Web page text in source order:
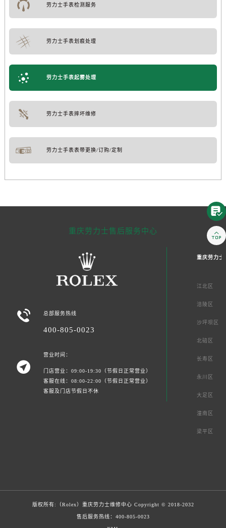
劳力士手表检测服务
劳力士手表划痕处理
劳力士手表起雾处理
劳力士手表摔坏维修
劳力士手表表带更换/订购/定制
重庆劳力士售后服务中心
 总部服务热线
400-805-0023

营业时间：
门店营业：09:00-19:30（节假日正常营业）
客服在线：08:00-22:00（节假日正常营业）
客服及门店节假日不休
重庆劳力士
江北区
涪陵区
沙坪坝区
北碚区
长寿区
永川区
大足区
潼南区
梁平区
版权所有:（Rolex） 重庆劳力士维修中心 Copyright © 2018-2032
售后服务热线： 400-805-0023

